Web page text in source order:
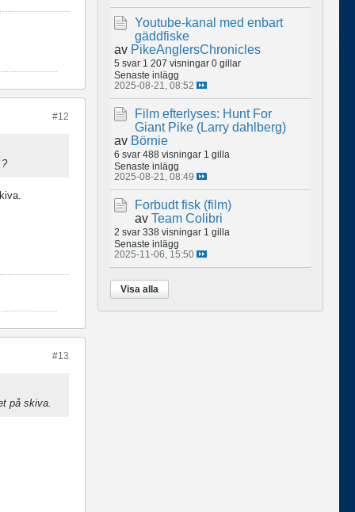
#12
#13
på skiva.
Youtube-kanal med enbart
gäddfiske
av PikeAnglersChronicles
5 svar 1 207 visningar 0 gillar
Senaste inlägg
2025-08-21, 08:52
Film efterlyses: Hunt For
Giant Pike (Larry dahlberg)
av Börnie
6 svar 488 visningar 1 gilla
Senaste inlägg
2025-08-21, 08:49
Forbudt fisk (film)
av Team Colibri
2 svar 338 visningar 1 gilla
Senaste inlägg
2025-11-06, 15:50
Visa alla